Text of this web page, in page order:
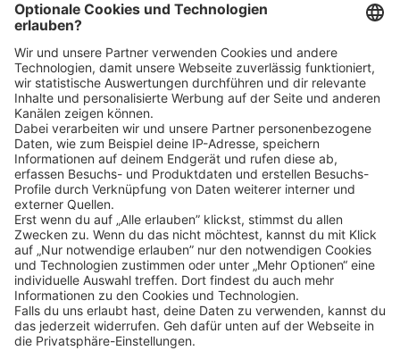
diese erst zu einem späteren Zeitpunkt im
Auswahlverfahren an.
Klickehier, um alle offenen Jobs zu sehen.
Impressum Datenschutz
Privatsphäre-Einstellungen
FAQ
Veranstaltungen